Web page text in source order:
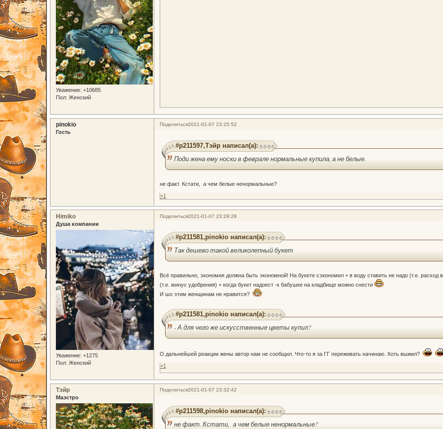
Уважение: +10685
Пол: Женский
Поделиться2021-01-07 23:25:52
pinokio
Гость
#p211597,Тэйр написал(а):
Поди жена ему носки в феврале нормальные купила, а не белые.
не факт. Кстати, а чем белые ненормальные?
+1
Поделиться2021-01-07 23:29:28
Himiko
Душа компании
Уважение: +1275
Пол: Женский
#p211581,pinokio написал(а):
Так дешево такой великолепный букет
Всё правильно, экономия должна быть экономной! На букете сэкономил + в воду ставить не надо (т.е.
(т.е. минус удобрения) + когда букет надоест -к бабушке на кладбище можно снести
И шо этим женщинам не нравится?
#p211581,pinokio написал(а):
- А для чего же искусственные цветы купил?
О дальнейшей реакции жены автор нам не сообщил. Что-то я за ГГ переживать начинаю. Хоть выжил?
+1
Поделиться2021-01-07 23:32:42
Тэйр
Маэстро
#p211598,pinokio написал(а):
не факт. Кстати, а чем белые ненормальные?